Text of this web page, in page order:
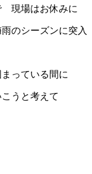
現場はお休みに
のシーズンに突入
っている間に
うと考えて